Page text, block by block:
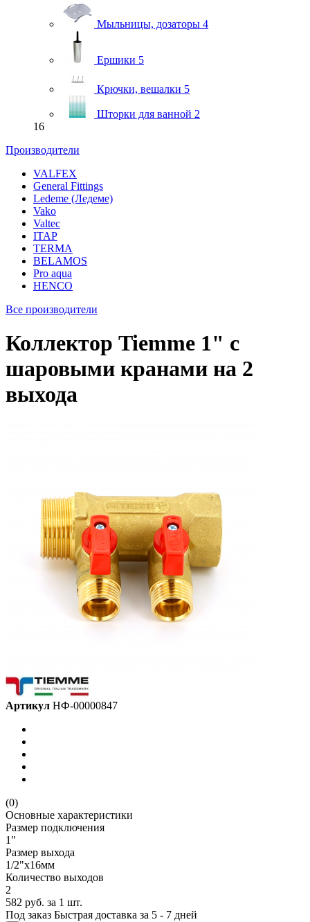
Мыльницы, дозаторы 4
Ершики 5
Крючки, вешалки 5
Шторки для ванной 2
16
Производители
VALFEX
General Fittings
Ledeme (Ледеме)
Vako
Valtec
ITAP
TERMA
BELAMOS
Pro aqua
HENCO
Все производители
Коллектор Tiemme 1" с
шаровыми кранами на 2
выхода
Артикул НФ-00000847
(0)
Основные характеристики
Размер подключения
1"
Размер выхода
1/2"x16мм
Количество выходов
2
582 руб. за 1 шт.
Под заказ Быстрая доставка за 5 - 7 дней